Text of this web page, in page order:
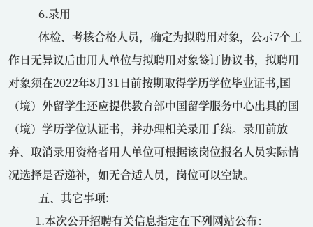
6.录用
体检、考核合格人员，确定为拟聘用对象，公示7个工
作日无异议后由用人单位与拟聘用对象签订协议书，拟聘用
对象须在2022年8月31日前按期取得学历学位毕业证书,国
（境）外留学生还应提供教育部中国留学服务中心出具的国
（境）学历学位认证书，并办理相关录用手续。录用前放
弃、取消录用资格者用人单位可根据该岗位报名人员实际情
况选择是否递补，如无合适人员，岗位可以空缺。
五、其它事项:
1.本次公开招聘有关信息指定在下列网站公布：